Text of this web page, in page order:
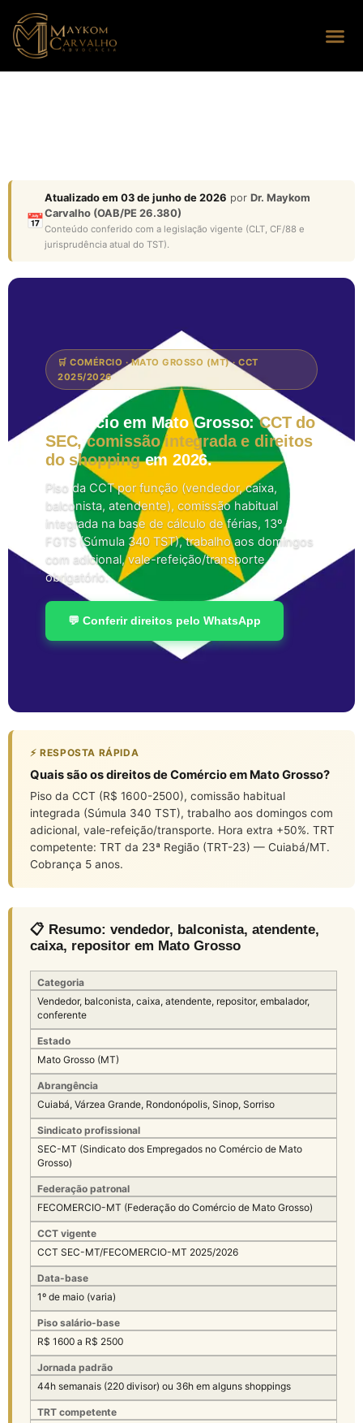
📅
Atualizado em 03 de junho de 2026 por Dr. Maykom
Carvalho (OAB/PE 26.380)
Conteúdo conferido com a legislação vigente (CLT, CF/88 e
jurisprudência atual do TST).
🛒 COMÉRCIO · MATO GROSSO (MT) · CCT
2025/2026
Comércio em Mato Grosso:CCT do
SEC, comissão integrada e direitos
do shoppingem 2026.
Piso da CCT por função (vendedor, caixa,
balconista, atendente), comissão habitual
integrada na base de cálculo de férias, 13º,
FGTS (Súmula 340 TST), trabalho aos domingos
com adicional, vale-refeição/transporte
obrigatório.
💬 Conferir direitos pelo WhatsApp
⚡ RESPOSTA RÁPIDA
Quais são os direitos de Comércio em Mato Grosso?
Piso da CCT (R$ 1600-2500), comissão habitual
integrada (Súmula 340 TST), trabalho aos domingos com
adicional, vale-refeição/transporte. Hora extra +50%. TRT
competente: TRT da 23ª Região (TRT-23) — Cuiabá/MT.
Cobrança 5 anos.
📋 Resumo: vendedor, balconista, atendente,
caixa, repositor em Mato Grosso
Categoria
Vendedor, balconista, caixa, atendente, repositor, embalador,
conferente
Estado
Mato Grosso (MT)
Abrangência
Cuiabá, Várzea Grande, Rondonópolis, Sinop, Sorriso
Sindicato profissional
SEC-MT (Sindicato dos Empregados no Comércio de Mato
Grosso)
Federação patronal
FECOMERCIO-MT (Federação do Comércio de Mato Grosso)
CCT vigente
CCT SEC-MT/FECOMERCIO-MT 2025/2026
Data-base
1º de maio (varia)
Piso salário-base
R$ 1600 a R$ 2500
Jornada padrão
44h semanais (220 divisor) ou 36h em alguns shoppings
TRT competente